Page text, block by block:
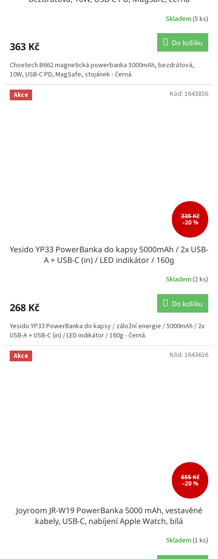
Skladem (5 ks)
363 Kč Do košíku
Choetech B662 magnetická powerbanka 5000mAh, bezdrátová,
10W, USB-C PD, MagSafe, stojánek - černá.
Akce
335 Kč
–20 %
Yesido YP33 PowerBanka do kapsy 5000mAh / 2x USB-
A + USB-C (in) / LED indikátor / 160g
Skladem (2 ks)
268 Kč Do košíku
Yesido YP33 PowerBanka do kapsy / záložní energie / 5000mAh / 2x
USB-A + USB-C (in) / LED indikátor / 160g - černá.
Kód: 1643856
Akce
655 Kč
–20 %
Joyroom JR-W19 PowerBanka 5000 mAh, vestavěné
kabely, USB-C, nabíjení Apple Watch, bílá
Skladem (1 ks)
Kód: 1643616